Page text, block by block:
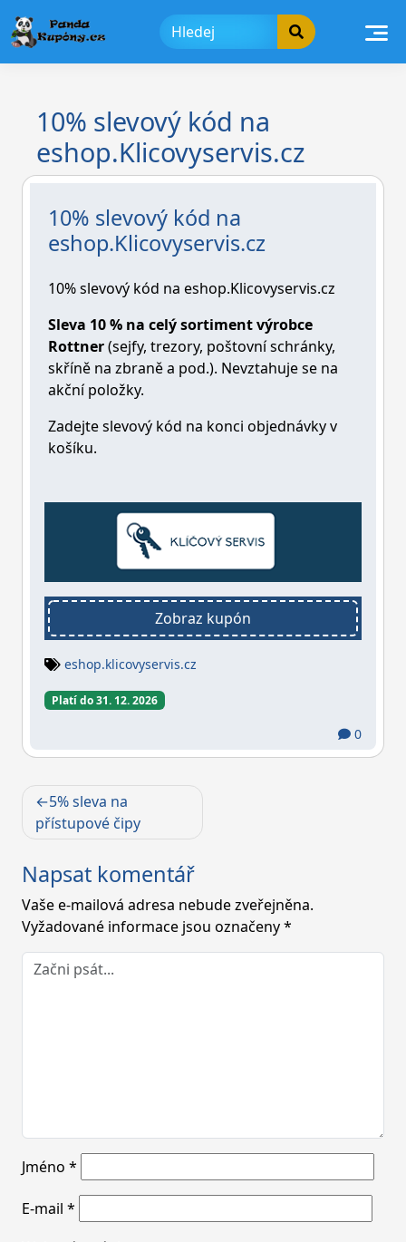
to
content
10% slevový kód na
eshop.Klicovyservis.cz
10% slevový kód na
eshop.Klicovyservis.cz
10% slevový kód na eshop.Klicovyservis.cz
Sleva 10 % na celý sortiment výrobce
Rottner(sejfy, trezory, poštovní schránky,
skříně na zbraně a pod.). Nevztahuje se na
akční položky.
Zadejte slevový kód na konci objednávkyv
košíku.
Zobraz kupón
eshop.klicovyservis.cz
Platí do 31. 12. 2026
0
Navigace
pro
5% sleva na
přístupové čipy
Napsat komentář
Vaše e-mailová adresa nebude zveřejněna.
Vyžadované informace jsou označeny*
Jméno *
E-mail *